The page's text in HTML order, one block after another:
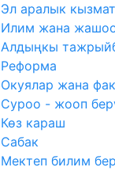
Эл аралык
Илим жана
Алдыңкы
Реформа
Окуялар жана
Суроо - жооп
Көз караш
Сабак
Мектеп билим